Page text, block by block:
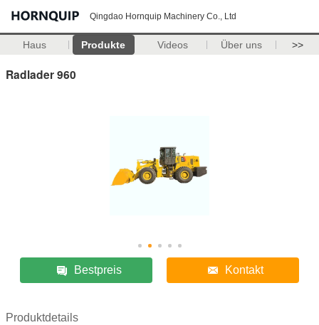
Qingdao Hornquip Machinery Co., Ltd
Haus Produkte Videos Über uns >>
Radlader 960
Bestpreis Kontakt
Produktdetails